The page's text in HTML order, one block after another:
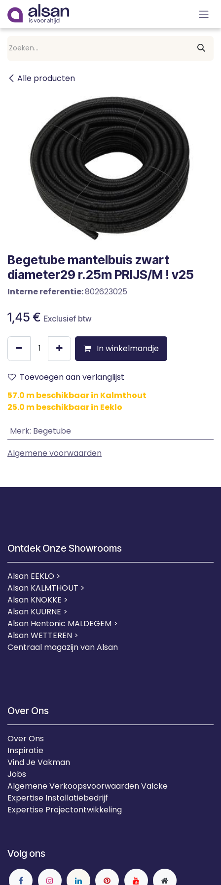
Overslaan naar inhoud
Alle producten
Begetube mantelbuis zwart
diameter29 r.25m PRIJS/M ! v25
Interne referentie:802623025
1,45 € Exclusief btw
In winkelmandje
Toevoegen aan verlanglijst
57.0 m beschikbaar in Kalmthout
25.0 m beschikbaar in Eeklo
Merk: Begetube
Algemene voorwaarden
Ontdek Onze Showrooms
Alsan EEKLO >
Alsan KALMTHOUT >
Alsan KNOKKE >
Alsan KUURNE >
Alsan Hentonic MALDEGEM >
Alsan WETTEREN >
Centraal magazijn van Alsan
Over Ons
Over Ons
Inspiratie
Vind Je Vakman
Jobs
Algemene Verkoopsvoorwaarden Valcke
Expertise Installatiebedrijf
Expertise Projectontwikkeling
Volg ons